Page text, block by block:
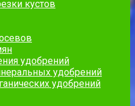
кустов
удобрений
удобрений
удобрений